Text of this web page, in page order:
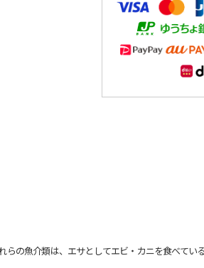
の魚介類は、エサとしてエビ・カニを食べている